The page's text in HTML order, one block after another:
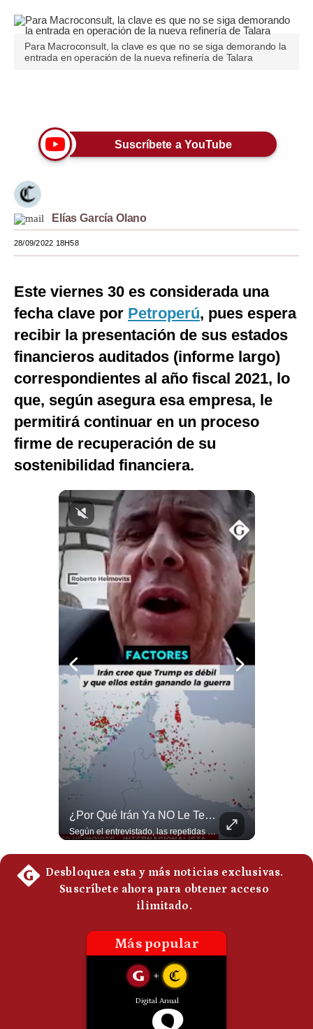
Tendencias
Lujo
Estilos
EEUU
México
España
Club del Suscriptor
Mix
G de Gestión
Notas Contratadas
Podcast
Gestión TV
Fotogalerías
gestion.pe
Condiciones
Preguntas
Frecuentes
Para Macroconsult, la clave es que no se siga demorando la
entrada en operación de la nueva refinería de Talara
Suscríbete a YouTube
Elías García Olano
28/09/2022 18H58
Este viernes 30 es considerada una
fecha clave por Petroperú, pues espera
recibir la presentación de sus estados
financieros auditados (informe largo)
correspondientes al año fiscal 2021, lo
que, según asegura esa empresa, le
permitirá continuar en un proceso
firme de recuperación de su
sostenibilidad financiera.
¿Por Qué Irán Ya NO Le Teme A Donald Trump? | #radar24